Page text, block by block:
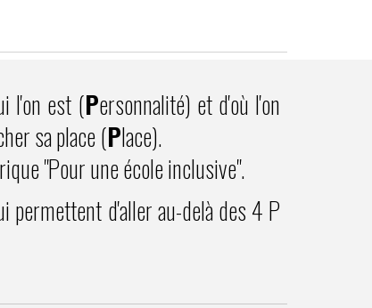
l'on est (Personnalité) et d'où l'on
sa place (Place).
"Pour une école inclusive".
permettent d'aller au-delà des 4 P